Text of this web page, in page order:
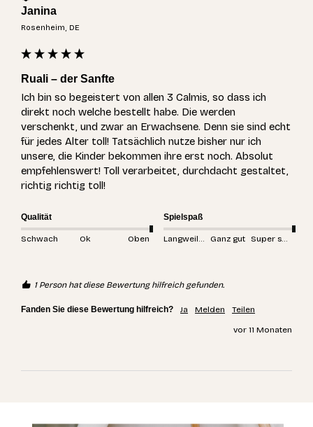
Janina
Rosenheim, DE
Ruali – der Sanfte
Ich bin so begeistert von allen 3 Calmis, so dass ich
direkt noch welche bestellt habe. Die werden
verschenkt, und zwar an Erwachsene. Denn sie sind echt
für jedes Alter toll! Tatsächlich nutze bisher nur ich
unsere, die Kinder bekommen ihre erst noch. Absolut
empfehlenswert! Toll verarbeitet, durchdacht gestaltet,
richtig richtig toll!
Qualität
Schwach Ok Oben
Spielspaß
Langweilig Ganz gut Super spannend
1 Person hat diese Bewertung hilfreich gefunden.
Fanden Sie diese Bewertung hilfreich? Ja Melden Teilen
vor 11 Monaten